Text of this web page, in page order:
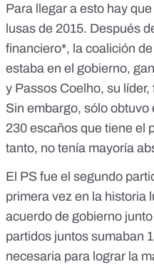
Para llegar a esto hay
lusas de 2015. Después
financiero*, la coalición
estaba en el gobierno,
y Passos Coelho, su
Sin embargo, sólo obtuvo
230 escaños que tiene el
tanto, no tenía mayoría
El PS fue el segundo
primera vez en la historia
acuerdo de gobierno
partidos juntos sumaban
necesaria para lograr la